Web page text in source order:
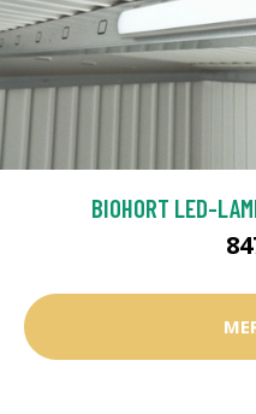
BIOHORT LED-